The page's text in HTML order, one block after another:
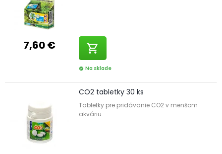
7,60 € shopping_cart
check_circle Na sklade
CO2 tabletky 30 ks
Tabletky pre pridávanie CO2 v menšom
akváriu.